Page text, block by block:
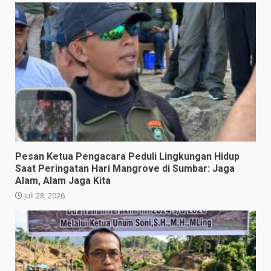
Pesan Ketua Pengacara Peduli Lingkungan Hidup
Saat Peringatan Hari Mangrove di Sumbar: Jaga
Alam, Alam Jaga Kita
Juli 28, 2026